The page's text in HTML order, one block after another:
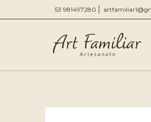
53 981497280